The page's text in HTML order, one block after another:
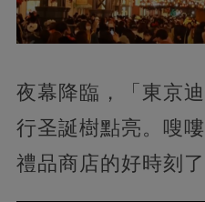
夜幕降臨，「東京
行圣誕樹點亮。嗖
禮品商店的好時刻了